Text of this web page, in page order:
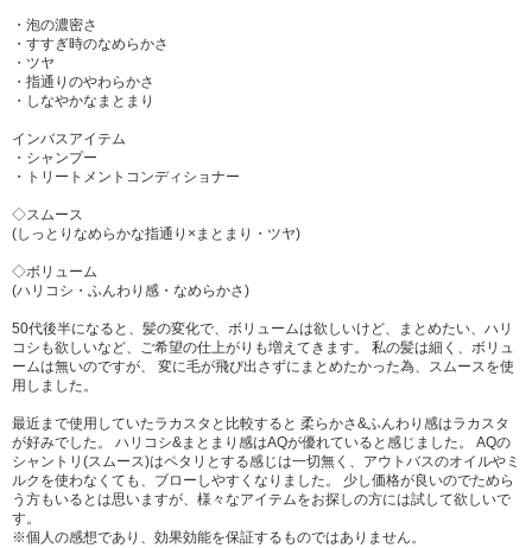
・泡の濃密さ
・すすぎ時のなめらかさ
・ツヤ
・指通りのやわらかさ
・しなやかなまとまり
インバスアイテム
・シャンプー
・トリートメントコンディショナー
◇スムース
(しっとりなめらかな指通り×まとまり・ツヤ)
◇ボリューム
(ハリコシ・ふんわり感・なめらかさ)
50代後半になると、髪の変化で、ボリュームは欲しいけど、まとめたい、ハリ
コシも欲しいなど、ご希望の仕上がりも増えてきます。 私の髪は細く、ボリュ
ームは無いのですが、 変に毛が飛び出さずにまとめたかった為、スムースを使
用しました。
最近まで使用していたラカスタと比較すると 柔らかさ&ふんわり感はラカスタ
が好みでした。 ハリコシ&まとまり感はAQが優れていると感じました。 AQの
シャントリ(スムース)はペタリとする感じは一切無く、アウトバスのオイルやミ
ルクを使わなくても、ブローしやすくなりました。 少し価格が良いのでためら
う方もいるとは思いますが、様々なアイテムをお探しの方には試して欲しいで
す。
※個人の感想であり、効果効能を保証するものではありません。